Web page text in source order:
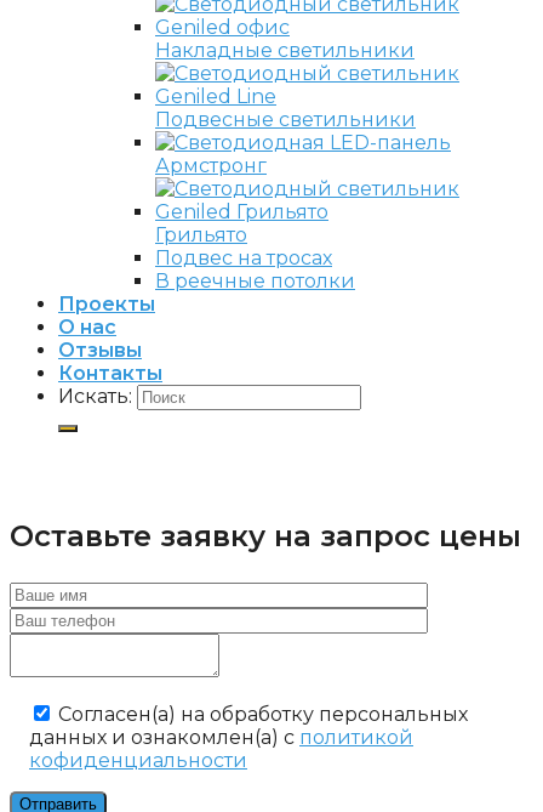
Накладные светильники
Подвесные светильники
Армстронг
Грильято
Подвес на тросах
В реечные потолки
Проекты
О нас
Отзывы
Контакты
Искать:
Оставьте заявку на запрос цены
Cогласен(а) на обработку персональных
данных и ознакомлен(а) с политикой
кофиденциальности